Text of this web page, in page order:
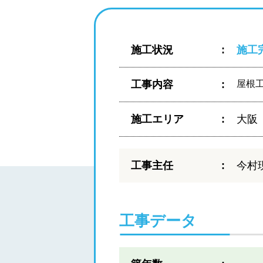
施工状況 施工
工事内容 屋根
施工エリア 大阪
工事主任 今村
工事データ